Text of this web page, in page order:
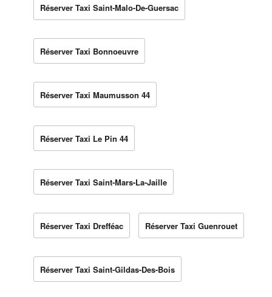
Réserver Taxi Saint-Malo-De-Guersac
Réserver Taxi Bonnoeuvre
Réserver Taxi Maumusson 44
Réserver Taxi Le Pin 44
Réserver Taxi Saint-Mars-La-Jaille
Réserver Taxi Drefféac Réserver Taxi Guenrouet
Réserver Taxi Saint-Gildas-Des-Bois